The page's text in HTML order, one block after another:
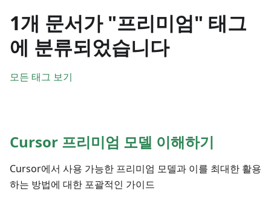
1개 문서가 "프리미엄" 태그
에 분류되었습니다
모든 태그 보기
Cursor 프리미엄 모델 이해하기
Cursor에서 사용 가능한 프리미엄 모델과 이를 최대한 활용
하는 방법에 대한 포괄적인 가이드